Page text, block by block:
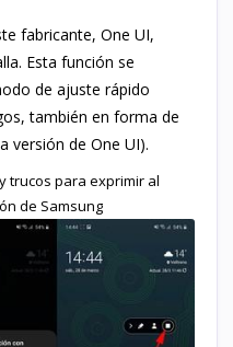
fabricante, One UI,
Esta función se
de ajuste rápido
también en forma de
versión de One UI).
trucos para exprimir al
de Samsung